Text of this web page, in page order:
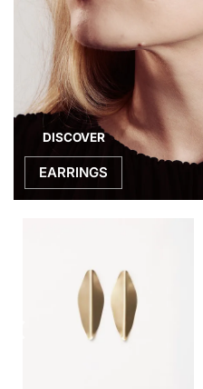
DISCOVER
EARRINGS